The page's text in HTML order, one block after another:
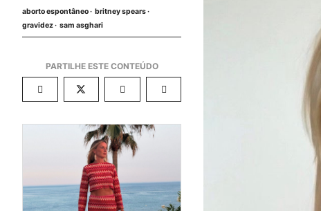
aborto espontâneo
britney spears
gravidez
sam asghari